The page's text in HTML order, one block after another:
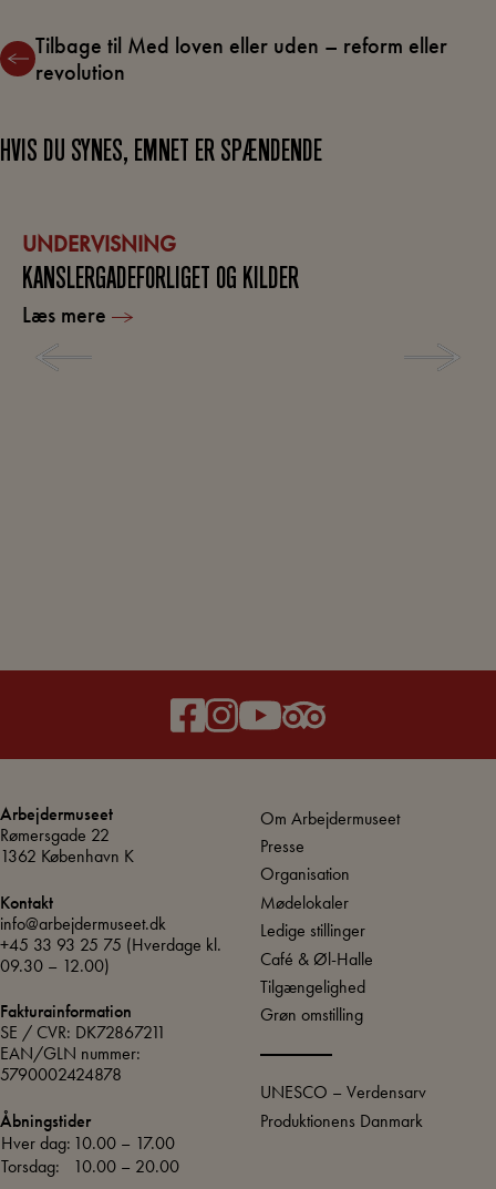
Tilbage til Med loven eller uden – reform eller
revolution
HVIS DU SYNES, EMNET ER SPÆNDENDE
UNDERVISNING
KANSLERGADEFORLIGET OG KILDER
Læs mere
Arbejdermuseet
Rømersgade 22
1362 København K
Kontakt
info@arbejdermuseet.dk
+45 33 93 25 75 (Hverdage kl.
09.30 – 12.00)
Fakturainformation
SE / CVR: DK72867211
EAN/GLN nummer:
5790002424878
Åbningstider
Hver dag: 10.00 – 17.00
Torsdag:
10.00 – 20.00
Om Arbejdermuseet
Presse
Organisation
Mødelokaler
Ledige stillinger
Café & Øl-Halle
Tilgængelighed
Grøn omstilling
UNESCO – Verdensarv
Produktionens Danmark